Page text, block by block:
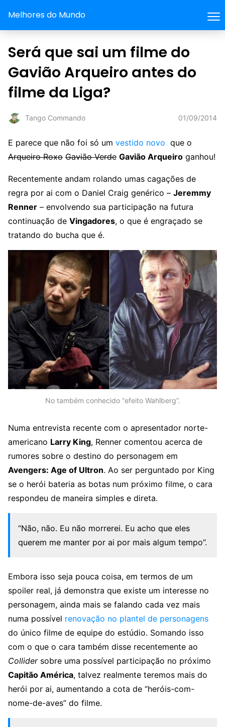
Melhores do Mundo
Será que sai um filme do
Gavião Arqueiro antes do
filme da Liga?
Tango Commando 01/09/2014
E parece que não foi só um vestido novo que o
Arqueiro Roxo Gavião Verde Gavião Arqueiro ganhou!
Recentemente andam rolando umas cagações de
regra por ai com o Daniel Craig genérico – Jeremmy
Renner – envolvendo sua participação na futura
continuação de Vingadores, o que é engraçado se
tratando do bucha que é.
No também conhecido “efeito Wahlberg”.
Numa entrevista recente com o apresentador norte-
americano Larry King, Renner comentou acerca de
rumores sobre o destino do personagem em
Avengers: Age of Ultron. Ao ser perguntado por King
se o herói bateria as botas num próximo filme, o cara
respondeu de maneira simples e direta.
“Não, não. Eu não morrerei. Eu acho que eles
querem me manter por ai por mais algum tempo”.
Embora isso seja pouca coisa, em termos de um
spoiler real, já demonstra que existe um interesse no
personagem, ainda mais se falando cada vez mais
numa possível renovação no plantel de personagens
do único filme de equipe do estúdio. Somando isso
com o que o cara também disse recentemente ao
Collidersobre uma possível participação no próximo
Capitão América, talvez realmente teremos mais do
herói por ai, aumentando a cota de “heróis-com-
nome-de-aves” do filme.